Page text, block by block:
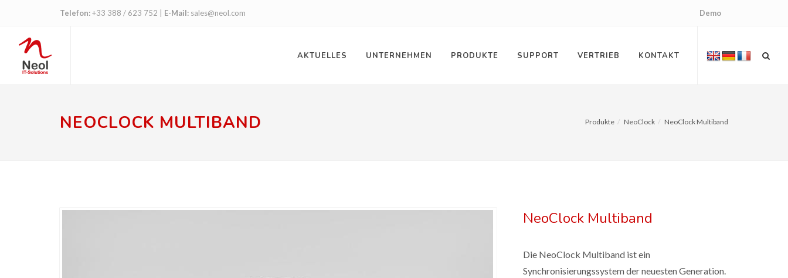
Telefon:+33 388 / 623 752 E-Mail: sales@neol.com Demo
AKTUELLES UNTERNEHMEN PRODUKTE SUPPORT VERTRIEB KONTAKT
NEOCLOCK MULTIBAND Produkte NeoClock NeoClock Multiband
NeoClock Multiband
Die NeoClock Multiband ist ein
Synchronisierungssystem der neuesten Generation.